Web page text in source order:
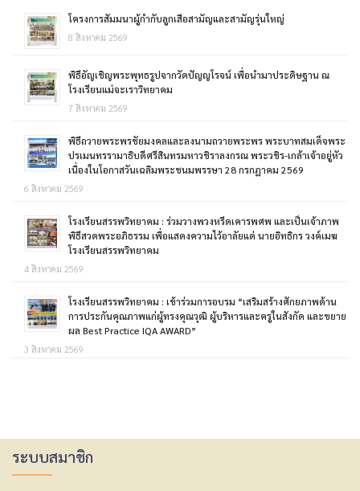
โครงการสัมมนาผู้กำกับลูกเสือสามัญและสามัญรุ่นใหญ่
8 สิงหาคม 2569
พิธีอัญเชิญพระพุทธรูปจากวัดปัญญโรจน์ เพื่อนำมาประดิษฐาน ณ
โรงเรียนแม่จะเราวิทยาคม
7 สิงหาคม 2569
พิธีถวายพระพรชัยมงคลและลงนามถวายพระพร พระบาทสมเด็จพระ
ปรเมนทรรามาธิบดีศรีสินทรมหาวชิราลงกรณ พระวชิร-เกล้าเจ้าอยู่หัว
เนื่องในโอกาสวันเฉลิมพระชนมพรรษา 28 กรกฎาคม 2569
6 สิงหาคม 2569
โรงเรียนสรรพวิทยาคม : ร่วมวางพวงหรีดเคารพศพ และเป็นเจ้าภาพ
พิธีสวดพระอภิธรรม เพื่อแสดงความไว้อาลัยแด่ นายอิทธิกร วงค์เมฆ
โรงเรียนสรรพวิทยาคม
4 สิงหาคม 2569
โรงเรียนสรรพวิทยาคม : เข้าร่วมการอบรม “เสริมสร้างศักยภาพด้าน
การประกันคุณภาพแก่ผู้ทรงคุณวุฒิ ผู้บริหารและครูในสังกัด และขยาย
ผล Best Practice IQA AWARD”
3 สิงหาคม 2569
ระบบสมาชิก